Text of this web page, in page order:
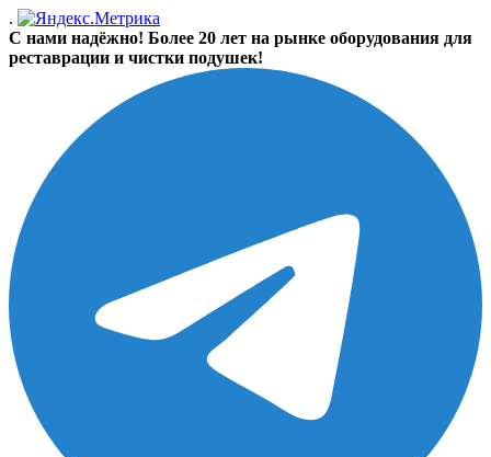
.
С нами надёжно! Более 20 лет на рынке оборудования для
реставрации и чистки подушек!